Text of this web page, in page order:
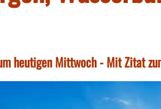
heutigen Mittwoch - Mit Zitat